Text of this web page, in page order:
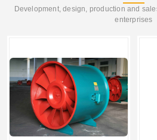
Development, design, production and
enterprises